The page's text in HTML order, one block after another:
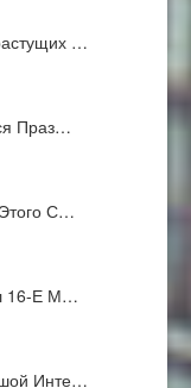
…
Праз…
С…
16-Е М…
Инте…